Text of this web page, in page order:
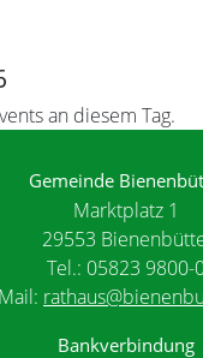
an diesem Tag.
Gemeinde
Marktplatz 1
29553
Tel.: 05823 9800-
Bankverbindung